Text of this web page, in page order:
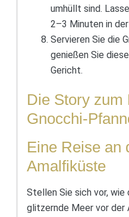
umhüllt sind.
2–3 Minuten in
Servieren Sie die
genießen Sie
Gericht.
Die Story zum
Gnocchi-
Eine Reise an
Amalfiküste
Stellen Sie sich vor,
glitzernde Meer vor der